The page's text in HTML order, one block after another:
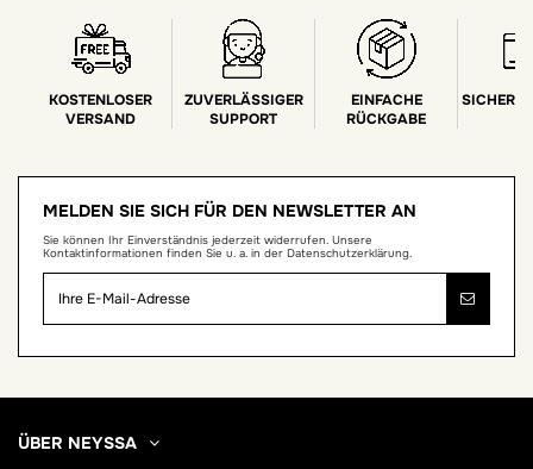
KOSTENLOSER
VERSAND
ZUVERLÄSSIGER
SUPPORT
EINFACHE
RÜCKGABE
SICHERE
MELDEN SIE SICH FÜR DEN NEWSLETTER AN
Sie können Ihr Einverständnis jederzeit widerrufen. Unsere
Kontaktinformationen finden Sie u. a. in der Datenschutzerklärung.
ÜBER NEYSSA